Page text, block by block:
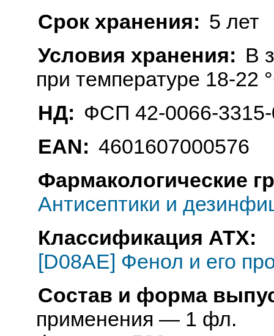
Срок хранения: 5 лет
Условия хранения: В
при температуре 18-22
НД: ФСП 42-0066-
EAN: 4601607000576
Фармакологические
Антисептики и
Классификация АТХ:
[D08AE] Фенол и его
Состав и форма
применения — 1 фл.